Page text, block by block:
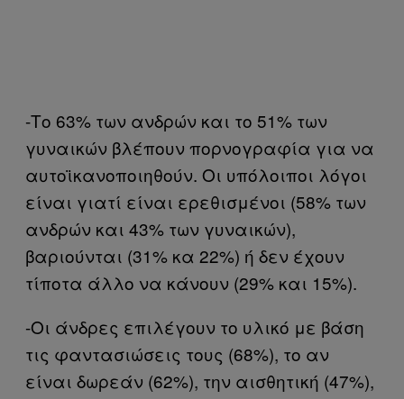
-Το 63% των ανδρών και το 51% των
γυναικών βλέπουν πορνογραφία για να
αυτοϊκανοποιηθούν. Οι υπόλοιποι λόγοι
είναι γιατί είναι ερεθισμένοι (58% των
ανδρών και 43% των γυναικών),
βαριούνται (31% κα 22%) ή δεν έχουν
τίποτα άλλο να κάνουν (29% και 15%).
-Οι άνδρες επιλέγουν το υλικό με βάση
τις φαντασιώσεις τους (68%), το αν
είναι δωρεάν (62%), την αισθητική (47%),